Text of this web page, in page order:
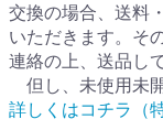
交換の場合、送料
いただきます。そ
連絡の上、送品し
但し、未使用未
詳しくはコチラ（